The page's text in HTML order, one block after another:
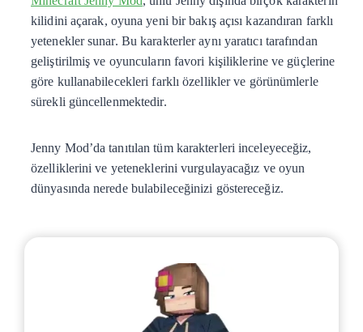
kilidini açarak, oyuna yeni bir bakış açısı kazandıran farklı
yetenekler sunar. Bu karakterler aynı yaratıcı tarafından
geliştirilmiş ve oyuncuların favori kişiliklerine ve güçlerine
göre kullanabilecekleri farklı özellikler ve görünümlerle
sürekli güncellenmektedir.
Jenny Mod’da tanıtılan tüm karakterleri inceleyeceğiz,
özelliklerini ve yeteneklerini vurgulayacağız ve oyun
dünyasında nerede bulabileceğinizi göstereceğiz.